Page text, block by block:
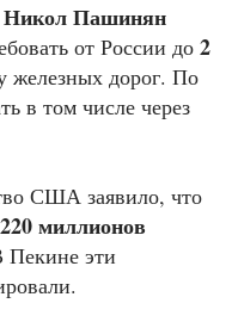
Никол Пашинян
от России до 2
железных дорог. По
в том числе через
США заявило, что
220 миллионов
Пекине эти